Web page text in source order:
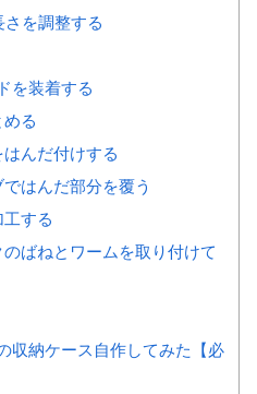
を調整する
を装着する
る
んだ付けする
はんだ部分を覆う
する
ばねとワームを取り付けて
収納ケース自作してみた【必